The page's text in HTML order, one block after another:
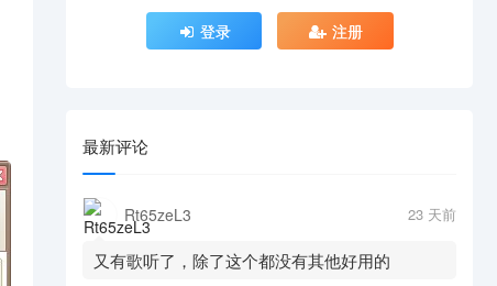
登录 注册
最新评论
Rt65zeL3 23 天前
又有歌听了，除了这个都没有其他好用的